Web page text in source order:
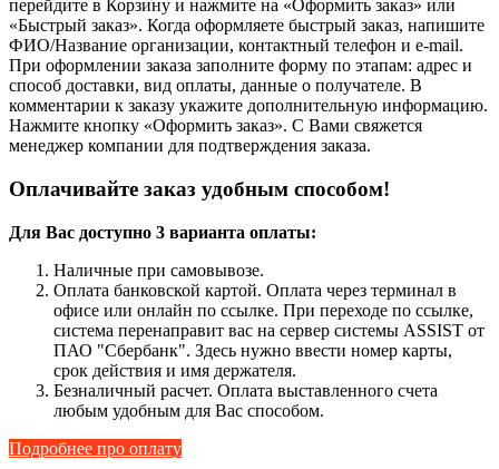
перейдите в Корзину и нажмите на «Оформить заказ» или
«Быстрый заказ». Когда оформляете быстрый заказ, напишите
ФИО/Название организации, контактный телефон и e-mail.
При оформлении заказа заполните форму по этапам: адрес и
способ доставки, вид оплаты, данные о получателе. В
комментарии к заказу укажите дополнительную информацию.
Нажмите кнопку «Оформить заказ». С Вами свяжется
менеджер компании для подтверждения заказа.
Оплачивайте заказ удобным способом!
Для Вас доступно 3 варианта оплаты:
Наличные при самовывозе.
Оплата банковской картой. Оплата через терминал в
офисе или онлайн по ссылке. При переходе по ссылке,
система перенаправит вас на сервер системы ASSIST от
ПАО "Сбербанк". Здесь нужно ввести номер карты,
срок действия и имя держателя.
Безналичный расчет. Оплата выставленного счета
любым удобным для Вас способом.
Подробнее про оплату